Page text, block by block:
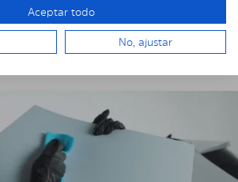
láminas solares en el
vehículo
Aceptar todo
No, ajustar